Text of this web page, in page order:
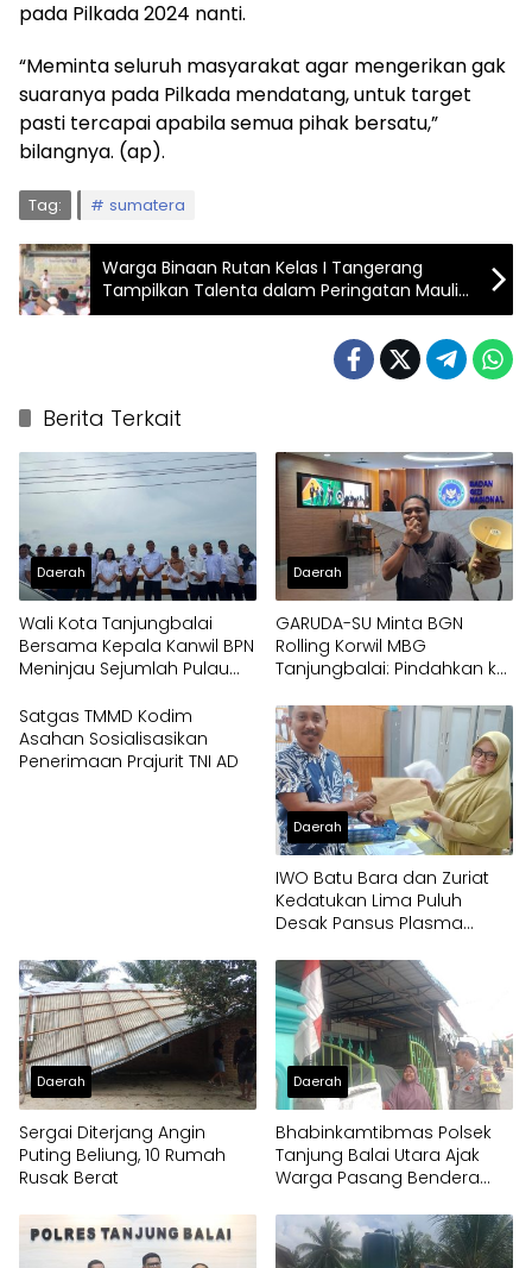
pada Pilkada 2024 nanti.
“Meminta seluruh masyarakat agar mengerikan gak
suaranya pada Pilkada mendatang, untuk target
pasti tercapai apabila semua pihak bersatu,”
bilangnya. (ap).
Tag: sumatera
Warga Binaan Rutan Kelas I Tangerang
Tampilkan Talenta dalam Peringatan Maulid
Nabi
Berita Terkait
Daerah
Wali Kota Tanjungbalai
Bersama Kepala Kanwil BPN
Meninjau Sejumlah Pulau
Daerah
GARUDA-SU Minta BGN
Rolling Korwil MBG
Tanjungbalai: Pindahkan ke
Satgas TMMD Kodim
Asahan Sosialisasikan
Penerimaan Prajurit TNI AD
Daerah
IWO Batu Bara dan Zuriat
Kedatukan Lima Puluh
Desak Pansus Plasma
Dugaan Penyimpangan
Penerima CPCL
Daerah
Sergai Diterjang Angin
Puting Beliung, 10 Rumah
Rusak Berat
Daerah
Bhabinkamtibmas Polsek
Tanjung Balai Utara Ajak
Warga Pasang Bendera